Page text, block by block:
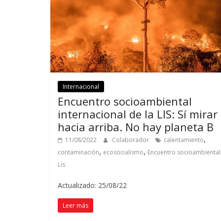
Internacional
Encuentro socioambiental
internacional de la LIS: Sí mirar
hacia arriba. No hay planeta B
11/08/2022 Colaborador calentamiento,
contaminación, ecosocialismo, Encuentro socioambiental
Lis
Actualizado: 25/08/22
Leer más